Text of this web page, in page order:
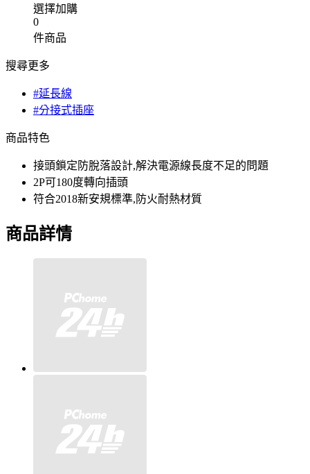
選擇加購
0
件商品
搜尋更多
#延長線
#分接式插座
商品特色
接頭鎖定防脫落設計,解決電源線長度不足的問題
2P可180度轉向插頭
符合2018新安規標準,防火耐熱材質
商品詳情